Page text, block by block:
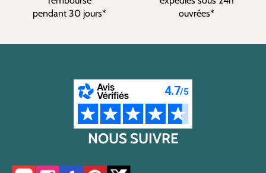
pendant 30 jours*
ouvrées*
NOUS SUIVRE